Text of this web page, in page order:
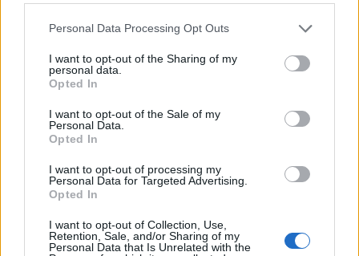
Please note that this website/app uses one or more Google
not limited to your visit or usage behaviour. You may click to
grant or deny consent to Google and its third-party tags to
use your data for below specified purposes in below Google
consent section.
Personal Data Processing Opt Outs
I want to opt-out of the Sharing of my
personal data.
Opted In
I want to opt-out of the Sale of my
Personal Data.
Opted In
I want to opt-out of processing my
Personal Data for Targeted Advertising.
Opted In
I want to opt-out of Collection, Use,
Retention, Sale, and/or Sharing of my
Personal Data that Is Unrelated with the
Το «λίφτινγκ» για το τεκμαρτό εισόδημα - Ποιοι
σηκώνουν τα φορολογικά βάρη